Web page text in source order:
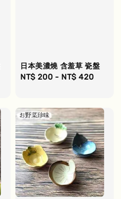
日本美濃燒 含羞草 瓷盤
Regular
NT$ 200 - NT$ 420